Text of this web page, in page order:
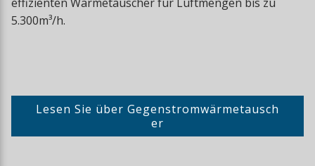
5.300m³/h.
Lesen Sie über Gegenstromwärmetausch
er